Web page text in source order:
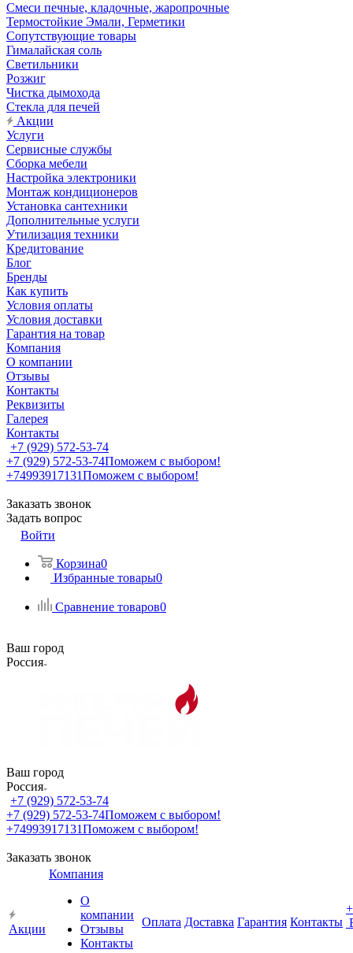
Смеси печные, кладочные, жаропрочные
Термостойкие Эмали, Герметики
Сопутствующие товары
Гималайская соль
Светильники
Розжиг
Чистка дымохода
Стекла для печей
Акции
Услуги
Сервисные службы
Сборка мебели
Настройка электроники
Монтаж кондиционеров
Установка сантехники
Дополнительные услуги
Утилизация техники
Кредитование
Блог
Бренды
Как купить
Условия оплаты
Условия доставки
Гарантия на товар
Компания
О компании
Отзывы
Контакты
Реквизиты
Галерея
Контакты
+7 (929) 572-53-74
+7 (929) 572-53-74Поможем с выбором!
+74993917131Поможем с выбором!
Заказать звонок
Задать вопрос
Войти
Корзина0
Избранные товары0
Сравнение товаров0
Ваш город
Россия
Ваш город
Россия
+7 (929) 572-53-74
+7 (929) 572-53-74Поможем с выбором!
+74993917131Поможем с выбором!
Заказать звонок
Акции
Компания
О
компании
Отзывы
Контакты
Оплата Доставка Гарантия Контакты
+